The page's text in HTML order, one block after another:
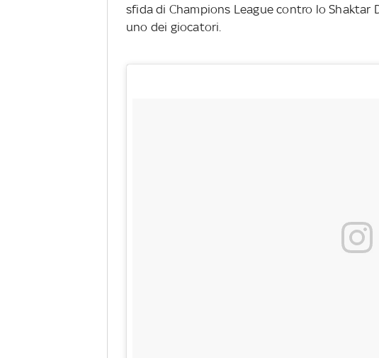
sfida di Champions League contro lo Shaktar
uno dei giocatori.